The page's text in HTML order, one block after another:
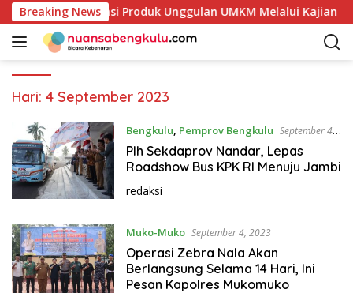
a
Breaking News
Petakan Potensi Produk Unggulan UMKM Melalui Kajian
Hari: 4 September 2023
Bengkulu, Pemprov Bengkulu September 4,
2023
Plh Sekdaprov Nandar, Lepas
Roadshow Bus KPK RI Menuju Jambi
redaksi
Muko-Muko September 4, 2023
Operasi Zebra Nala Akan
Berlangsung Selama 14 Hari, Ini
Pesan Kapolres Mukomuko